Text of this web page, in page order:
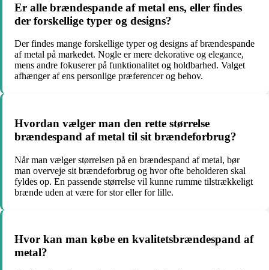
Er alle brændespande af metal ens, eller findes
der forskellige typer og designs?
Der findes mange forskellige typer og designs af brændespande
af metal på markedet. Nogle er mere dekorative og elegance,
mens andre fokuserer på funktionalitet og holdbarhed. Valget
afhænger af ens personlige præferencer og behov.
Hvordan vælger man den rette størrelse
brændespand af metal til sit brændeforbrug?
Når man vælger størrelsen på en brændespand af metal, bør
man overveje sit brændeforbrug og hvor ofte beholderen skal
fyldes op. En passende størrelse vil kunne rumme tilstrækkeligt
brænde uden at være for stor eller for lille.
Hvor kan man købe en kvalitetsbrændespand af
metal?